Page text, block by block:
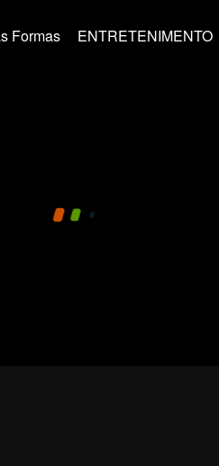
Formas ENTRETENIMENTO